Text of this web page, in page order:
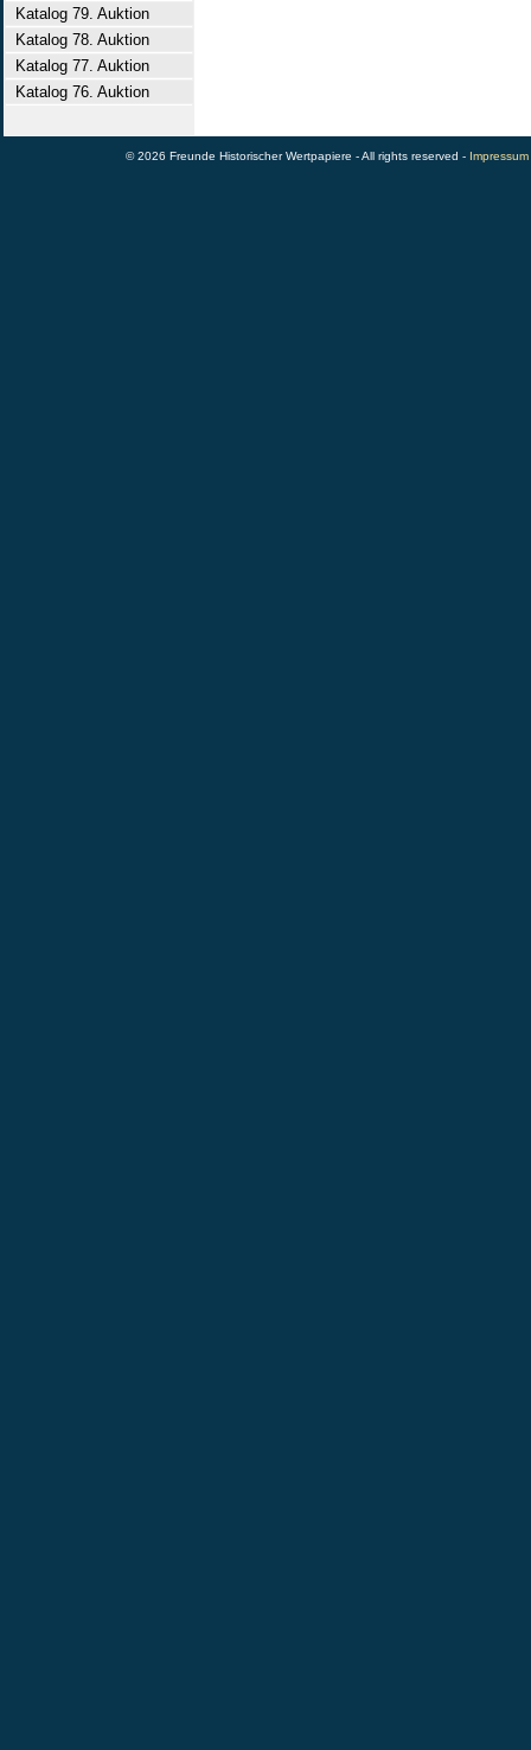
Katalog 79. Auktion
Katalog 78. Auktion
Katalog 77. Auktion
Katalog 76. Auktion
© 2026 Freunde Historischer Wertpapiere - All rights reserved - Impressum